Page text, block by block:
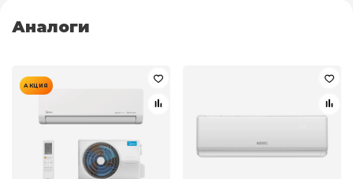
Аналоги
АКЦИЯ